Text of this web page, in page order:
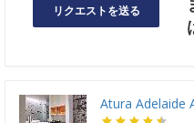
リクエストを送る
Atura Adelaide